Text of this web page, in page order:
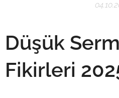
Düşük
Fikirleri